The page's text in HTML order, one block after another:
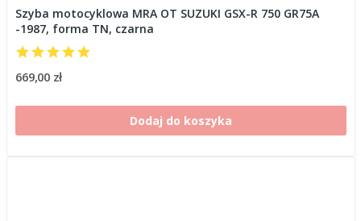
Szyba motocyklowa MRA OT SUZUKI GSX-R 750 GR75A
-1987, forma TN, czarna
669,00 zł
Dodaj do koszyka